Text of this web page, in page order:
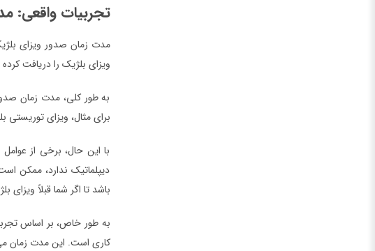
تجربیات واقعی:
مدت زمان صدور ویزای
ویزای بلژیک را دریافت
به طور کلی، مدت زمان
برای مثال، ویزای
با این حال، برخی از
دیپلماتیک ندارد، ممکن
باشد تا اگر شما قبلاً ویزای
کاری است. این مدت زمان